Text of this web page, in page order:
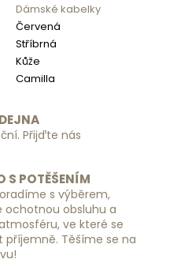
Dámské kabelky
Červená
Stříbrná
Kůže
Camilla
Přijďte nás
S POTĚŠENÍM
s výběrem,
ochotnou obsluhu a
ve které se
Těšíme se na